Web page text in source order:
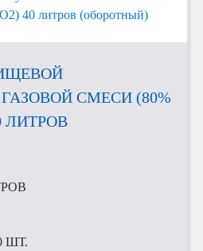
СМЕСИ (80%
ЛИТРОВ
ШТ.